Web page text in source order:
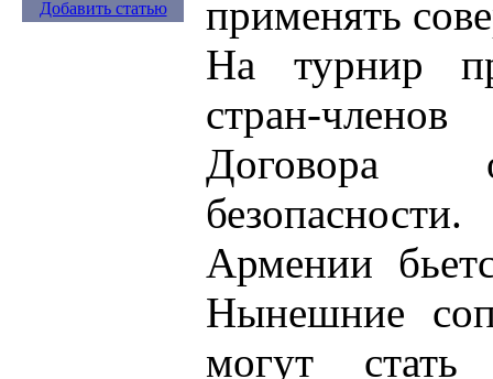
Добавить статью
применять
На турнир
стран-
Договора
Армении
Нынешние
могут